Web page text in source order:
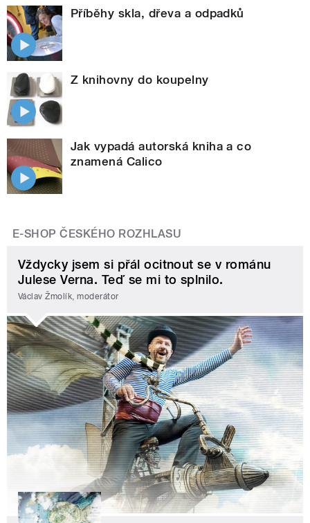
Příběhy skla, dřeva a odpadků
Z knihovny do koupelny
Jak vypadá autorská kniha a co
znamená Calico
E-SHOP ČESKÉHO ROZHLASU
Vždycky jsem si přál ocitnout se v románu
Julese Verna. Teď se mi to splnilo.
Václav Žmolík, moderátor